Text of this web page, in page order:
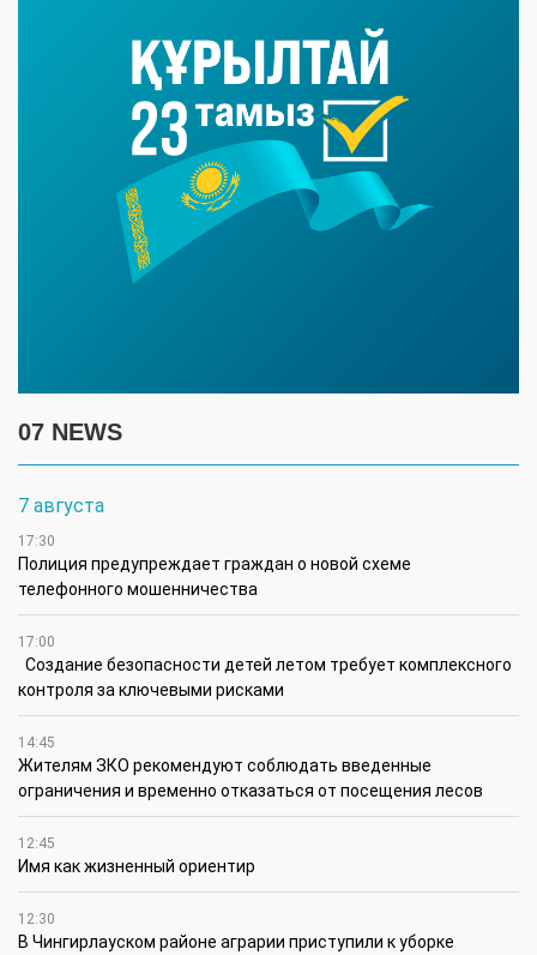
07 NEWS
7 августа
17:30
Полиция предупреждает граждан о новой схеме
телефонного мошенничества
17:00
Создание безопасности детей летом требует комплексного
контроля за ключевыми рисками
14:45
Жителям ЗКО рекомендуют соблюдать введенные
ограничения и временно отказаться от посещения лесов
12:45
Имя как жизненный ориентир
12:30
В Чингирлауском районе аграрии приступили к уборке